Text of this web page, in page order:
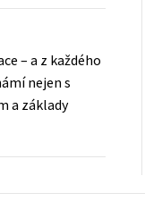
– a z každého
nejen s
a základy